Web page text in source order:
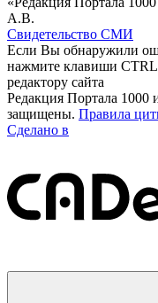
А.В.
Свидетельство СМИ
Если Вы обнаружили
нажмите клавиши
редактору сайта
Редакция Портала 1000
защищены. Правила
Сделано в